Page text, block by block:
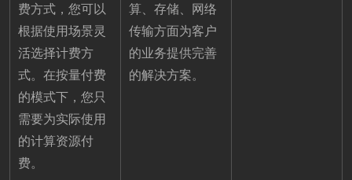
费方式，您可以
根据使用场景灵
活选择计费方
式。在按量付费
的模式下，您只
需要为实际使用
的计算资源付
费。
算、存储、网络
传输方面为客户
的业务提供完善
的解决方案。